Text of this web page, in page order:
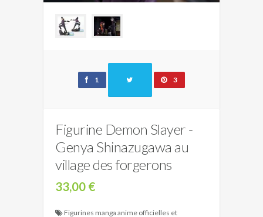
1 3
Figurine Demon Slayer -
Genya Shinazugawa au
village des forgerons
33,00 €
Figurines manga anime officielles et